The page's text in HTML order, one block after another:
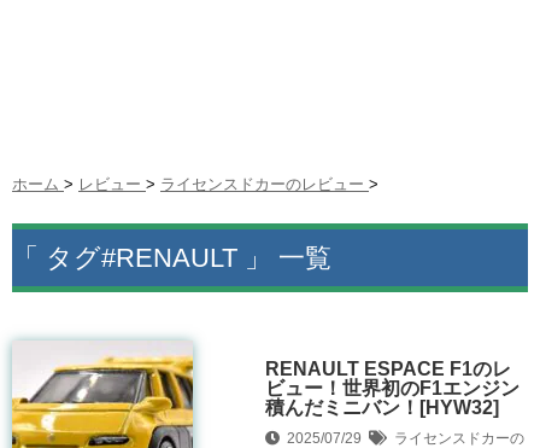
ホーム > レビュー > ライセンスドカーのレビュー >
「 タグ#RENAULT 」 一覧
RENAULT ESPACE F1のレ
ビュー！世界初のF1エンジン
積んだミニバン！[HYW32]
2025/07/29
ライセンスドカーの